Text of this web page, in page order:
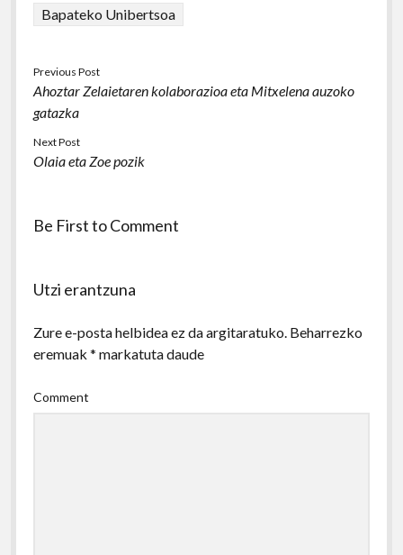
Bapateko Unibertsoa
Previous Post
Ahoztar Zelaietaren kolaborazioa eta Mitxelena auzoko
gatazka
Next Post
Olaia eta Zoe pozik
Be First to Comment
Utzi erantzuna
Zure e-posta helbidea ez da argitaratuko. Beharrezko
eremuak * markatuta daude
Comment